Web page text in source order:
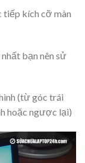
tiếp kích cỡ màn
bạn nên sử
(từ góc trái
hoặc ngược lại)